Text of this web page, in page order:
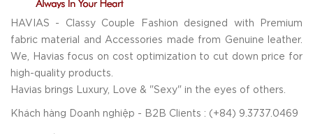
HAVIAS - Classy Couple Fashion designed with Premium
fabric material and Accessories made from Genuine leather.
We, Havias focus on cost optimization to cut down price for
high-quality products.
Havias brings Luxury, Love & "Sexy" in the eyes of others.
Khách hàng Doanh nghiệp - B2B Clients : (+84) 9.3737.0469